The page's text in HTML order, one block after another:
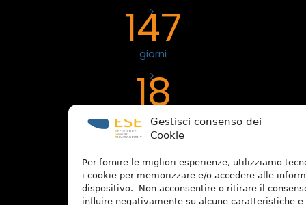
Gestisci consenso dei
Cookie
Per fornire le migliori esperienze, utilizziamo
i cookie per memorizzare e/o accedere alle
dispositivo. Non acconsentire o ritirare il
influire negativamente su alcune caratteristiche e
147
giorni
18
ore
11
minuti